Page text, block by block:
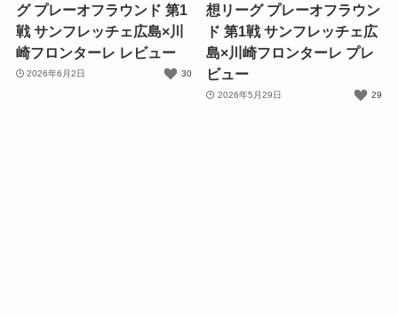
グ プレーオフラウンド 第1
戦 サンフレッチェ広島×川
崎フロンターレ レビュー
2026年6月2日 30
想リーグ プレーオフラウン
ド 第1戦 サンフレッチェ広
島×川崎フロンターレ プレ
ビュー
2026年5月29日 29